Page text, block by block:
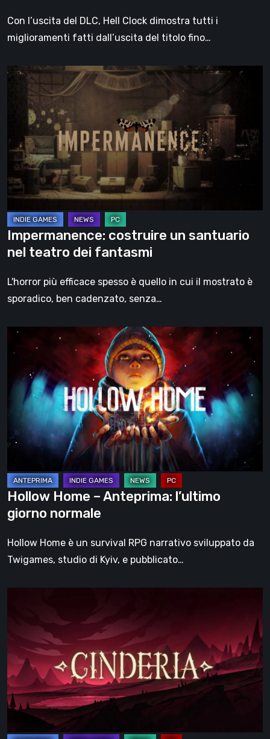
Con l’uscita del DLC, Hell Clock dimostra tutti i
miglioramenti fatti dall’uscita del titolo fino…
Impermanence:
costruire
santuario
nel
teatro
dei
fantasmi
Impermanence: costruire un santuario
nel teatro dei fantasmi
L'horror più efficace spesso è quello in cui il mostrato è
sporadico, ben cadenzato, senza…
Hollow
Home
Anteprima:
l’ultimo
giorno
normale
Hollow Home – Anteprima: l’ultimo
giorno normale
Hollow Home è un survival RPG narrativo sviluppato da
Twigames, studio di Kyiv, e pubblicato…
provato
l’Early
Access:
una
fiaba
oscura